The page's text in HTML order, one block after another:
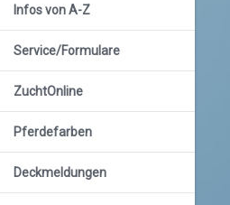
Infos von A-Z
Service/Formulare
ZuchtOnline
Pferdefarben
Deckmeldungen